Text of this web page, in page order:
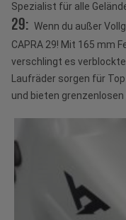
Spezialist für alle
29: Wenn du außer
CAPRA 29! Mit 165 mm
verschlingt es
Laufräder sorgen für
und bieten grenzenlosen